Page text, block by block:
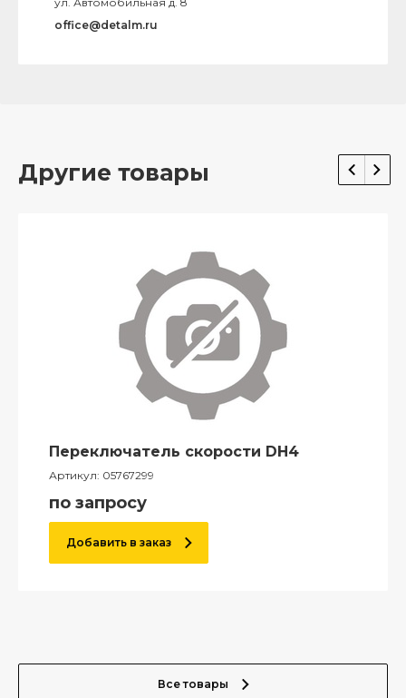
office@detalm.ru
Другие товары
Переключатель скорости DH4
Артикул: 05767299
по запросу
Добавить в заказ
Все товары